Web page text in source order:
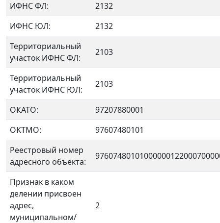
ИФНС ФЛ:
2132
ИФНС ЮЛ:
2132
Территориальный
участок ИФНС ФЛ:
2103
Территориальный
участок ИФНС ЮЛ:
2103
ОКАТО:
97207880001
OKTMO:
97607480101
Реестровый номер
адресного объекта:
Признак в каком
делении присвоен
адрес,
муниципальном/
2